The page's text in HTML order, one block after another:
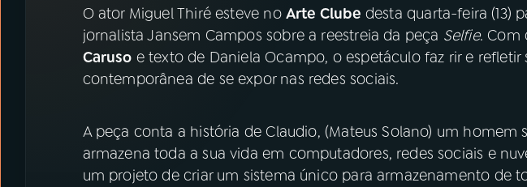
ACOMPANHE A RÁDIO MEC
YouTube Facebook
O ator Miguel Thiré esteve no Arte Clube desta quarta-feira (13)
jornalista Jansem Campos sobre a reestreia da peça Selfie. Com
Caruso e texto de Daniela Ocampo, o espetáculo faz rir e refletir
contemporânea de se expor nas redes sociais.
A peça conta a história de Claudio, (Mateus Solano) um homem
armazena toda a sua vida em computadores, redes sociais e
um projeto de criar um sistema único para armazenamento de